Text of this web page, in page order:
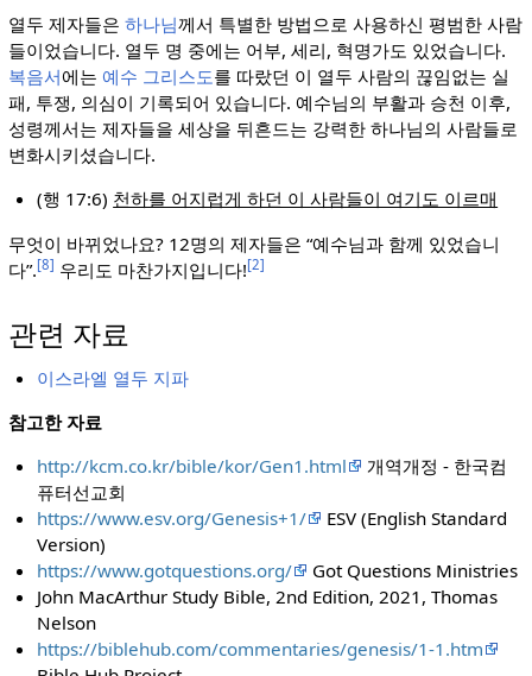
열두 제자들은 하나님께서 특별한 방법으로 사용하신 평범한 사람
들이었습니다. 열두 명 중에는 어부, 세리, 혁명가도 있었습니다.
복음서에는 예수 그리스도를 따랐던 이 열두 사람의 끊임없는 실
패, 투쟁, 의심이 기록되어 있습니다. 예수님의 부활과 승천 이후,
성령께서는 제자들을 세상을 뒤흔드는 강력한 하나님의 사람들로
변화시키셨습니다.
(행 17:6) 천하를 어지럽게 하던 이 사람들이 여기도 이르매
무엇이 바뀌었나요? 12명의 제자들은 “예수님과 함께 있었습니
다”.[8] 우리도 마찬가지입니다![2]
관련 자료
이스라엘 열두 지파
참고한 자료
http://kcm.co.kr/bible/kor/Gen1.html
개역개정 - 한국컴
퓨터선교회
https://www.esv.org/Genesis+1/
ESV (English Standard
Version)
https://www.gotquestions.org/
Got Questions Ministries
John MacArthur Study Bible, 2nd Edition, 2021, Thomas
Nelson
https://biblehub.com/commentaries/genesis/1-1.htm